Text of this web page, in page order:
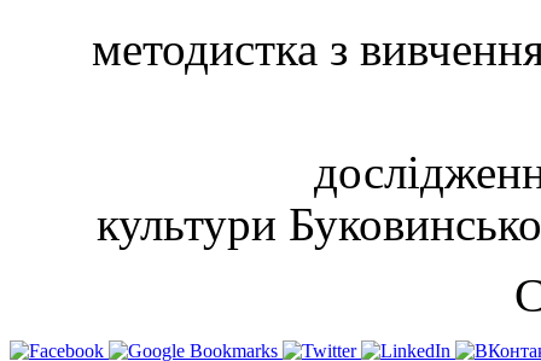
методистка з
культури